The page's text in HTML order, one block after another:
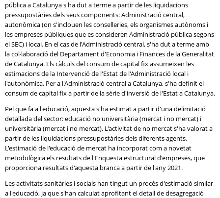
pública a Catalunya s'ha dut a terme a partir de les liquidacions
pressupostàries dels seus components: Administració central,
autonòmica (on s'inclouen les conselleries, els organismes autònoms i
les empreses públiques que es consideren Administració pública segons
el SEC) i local. En el cas de l'Administració central, s'ha dut a terme amb
la col·laboració del Departament d'Economia i Finances de la Generalitat
de Catalunya. Els càlculs del consum de capital fix assumeixen les
estimacions de la Intervenció de l'Estat de l'Administració local i
l'autonòmica. Per a l'Administració central a Catalunya, s'ha definit el
consum de capital fix a partir de la sèrie d'inversió de l'Estat a Catalunya.
Pel que fa a l'educació, aquesta s'ha estimat a partir d'una delimitació
detallada del sector: educació no universitària (mercat i no mercat) i
universitària (mercat i no mercat). L'activitat de no mercat s'ha valorat a
partir de les liquidacions pressupostàries dels diferents agents.
L'estimació de l'educació de mercat ha incorporat com a novetat
metodològica els resultats de l'Enquesta estructural d'empreses, que
proporciona resultats d'aquesta branca a partir de l'any 2021.
Les activitats sanitàries i socials han tingut un procés d'estimació similar
a l'educació, ja que s'han calculat aprofitant el detall de desagregació